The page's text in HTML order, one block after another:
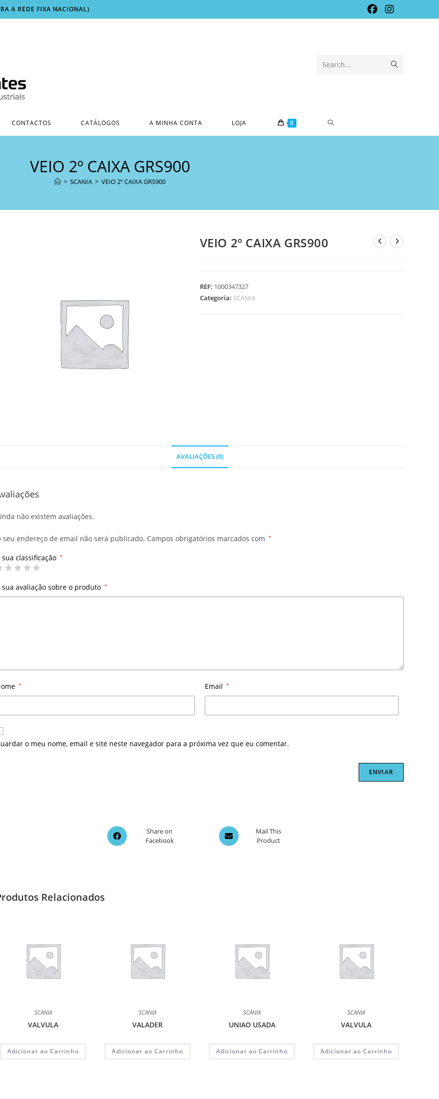
A REDE FIXA NACIONAL)
Search...
CONTACTOS CATÁLOGOS A MINHA CONTA LOJA 0 TOGGLE
VEIO 2º CAIXA GRS900
> SCANIA > VEIO 2º CAIXA GRS900
VEIO 2º CAIXA GRS900
REF: 1000347327
Categoria: SCANIA
AVALIAÇÕES (0)
não existem avaliações.
seu endereço de email não será publicado. Campos obrigatórios marcados com *
sua classificação *
sua avaliação sobre o produto *
* Email *
o meu nome, email e site neste navegador para a próxima vez que eu comentar.
Opens
in
Share on
Facebook
Opens
in
Mail This
Product
Relacionados
SCANIA
VALVULA
Adicionar ao Carrinho
SCANIA
VALADER
Adicionar ao Carrinho
SCANIA
UNIAO USADA
Adicionar ao Carrinho
SCANIA
VALVULA
Adicionar ao Carrinho